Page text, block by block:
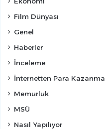
Film Dünyası
Genel
Haberler
İnceleme
İnternetten Para Kazanma
Memurluk
MSÜ
Nasıl Yapılıyor